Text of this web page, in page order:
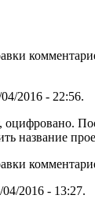
2016 - 22:56.
оцифровано.
название
2016 - 13:27.